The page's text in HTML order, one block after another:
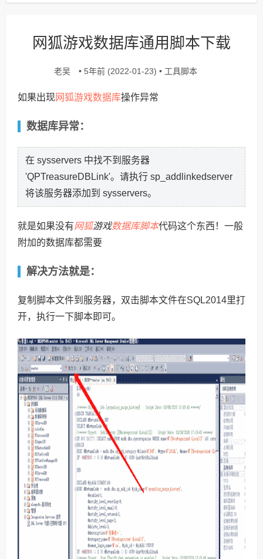
网狐游戏数据库通用脚本下载
老吴 • 5年前 (2022-01-23) • 工具脚本
如果出现网狐游戏数据库操作异常
数据库异常：
在 sysservers 中找不到服务器
'QPTreasureDBLink'。请执行 sp_addlinkedserver
将该服务器添加到 sysservers。
就是如果没有网狐游戏数据库脚本代码这个东西！一般
附加的数据库都需要
解决方法就是：
复制脚本文件到服务器，双击脚本文件在SQL2014里打
开，执行一下脚本即可。